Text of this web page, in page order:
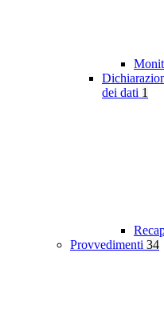
dei dati 1
Provvedimenti 34